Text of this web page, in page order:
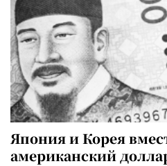
Япония и Корея
американский